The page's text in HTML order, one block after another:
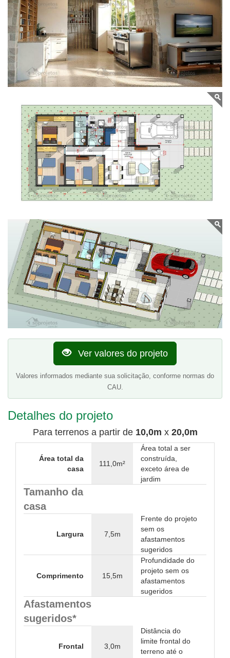
Ver valores do projeto
Valores informados mediante sua solicitação, conforme normas do
CAU.
Detalhes do projeto
Para terrenos a partir de 10,0m x 20,0m
Área total da
casa
111,0m²
Área total a ser
construída,
exceto área de
jardim
Tamanho da
casa
Largura 7,5m
Frente do projeto
sem os
afastamentos
sugeridos
Comprimento 15,5m
Profundidade do
projeto sem os
afastamentos
sugeridos
Afastamentos
sugeridos*
Frontal 3,0m
Distância do
limite frontal do
terreno até o